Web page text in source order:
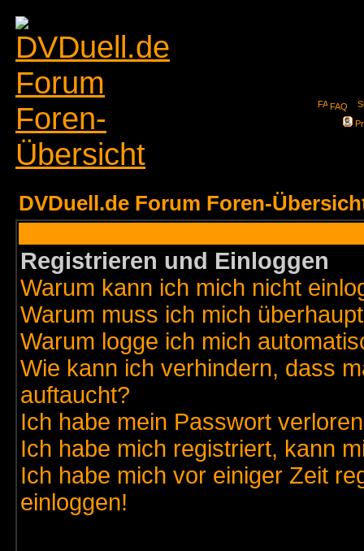
FAQ
DVDuell.de Forum Foren-
Registrieren und Einloggen
Warum kann ich mich nicht
Warum muss ich mich
Warum logge ich mich
Wie kann ich verhindern, dass
auftaucht?
Ich habe mein Passwort
Ich habe mich registriert, kann
Ich habe mich vor einiger Zeit
einloggen!